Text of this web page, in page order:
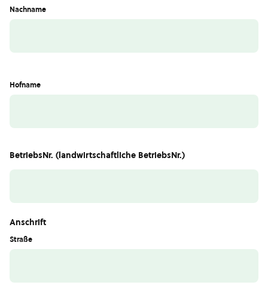
Nachname
Hofname
BetriebsNr. (landwirtschaftliche BetriebsNr.)
Anschrift
Straße